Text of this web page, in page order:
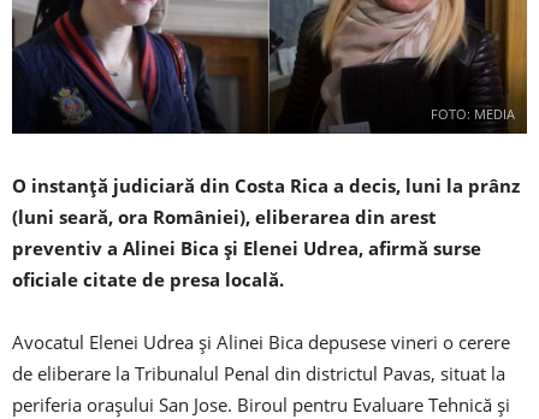
FOTO: MEDIA
O instanţă judiciară din Costa Rica a decis, luni la prânz
(luni seară, ora României), eliberarea din arest
preventiv a Alinei Bica și Elenei Udrea, afirmă surse
oficiale citate de presa locală.
Avocatul Elenei Udrea şi Alinei Bica depusese vineri o cerere
de eliberare la Tribunalul Penal din districtul Pavas, situat la
periferia oraşului San Jose. Biroul pentru Evaluare Tehnică şi